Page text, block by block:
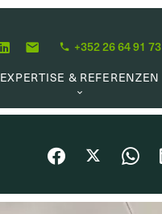
+352 26 64 91 73
EXPERTISE & REFERENZEN
REFERENZEN
KUNDENMEINUNGEN